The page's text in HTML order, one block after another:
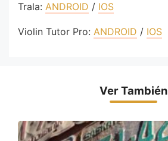
Trala: ANDROID / IOS
Violin Tutor Pro: ANDROID / IOS
Ver También